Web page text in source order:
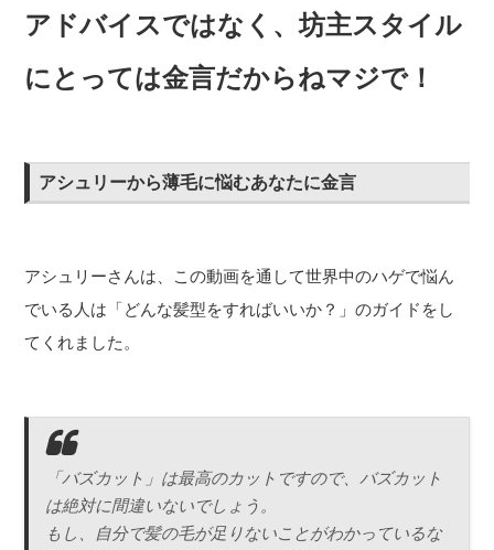
アドバイスではなく、坊主スタイル
にとっては金言だからねマジで！
アシュリーから薄毛に悩むあなたに金言
アシュリーさんは、この動画を通して世界中のハゲで悩ん
でいる人は「どんな髪型をすればいいか？」のガイドをし
てくれました。
「バズカット」は最高のカットですので、バズカット
は絶対に間違いないでしょう。
もし、自分で髪の毛が足りないことがわかっているな